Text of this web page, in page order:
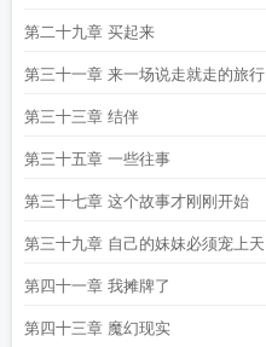
第二十九章 买起来
第三十一章 来一场说走就走的旅行
第三十三章 结伴
第三十五章 一些往事
第三十七章 这个故事才刚刚开始
第三十九章 自己的妹妹必须宠上天
第四十一章 我摊牌了
第四十三章 魔幻现实